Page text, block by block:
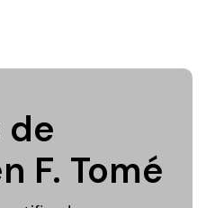
de
F. Tomé